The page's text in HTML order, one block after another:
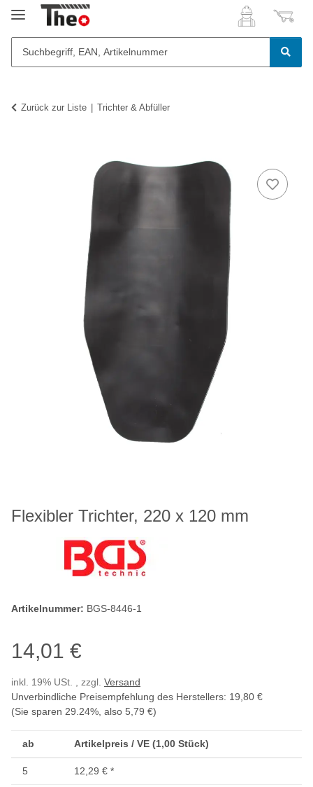
Zurück zur Liste Trichter & Abfüller
Flexibler Trichter, 220 x 120 mm
Artikelnummer: BGS-8446-1
14,01 €
inkl. 19% USt. , zzgl. Versand
Unverbindliche Preisempfehlung des Herstellers: 19,80 €
(Sie sparen 29.24% , also 5,79 €)
ab Artikelpreis / VE (1,00 Stück)
5 12,29 € *